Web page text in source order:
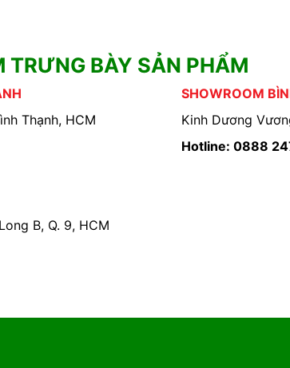
TRƯNG BÀY SẢN PHẨM
Thạnh, HCM
SHOWROOM
Kinh Dương
Hotline: 0888
B, Q. 9, HCM